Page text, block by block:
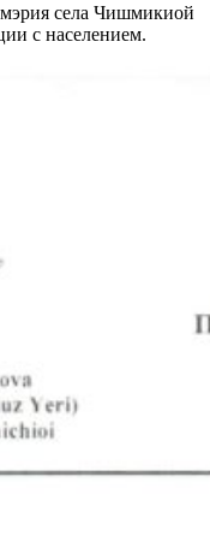
села Чишмикиой
с населением.